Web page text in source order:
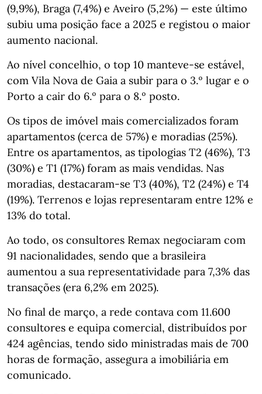
(9,9%), Braga (7,4%) e Aveiro (5,2%) — este último
subiu uma posição face a 2025 e registou o maior
aumento nacional.
Ao nível concelhio, o top 10 manteve‑se estável,
com Vila Nova de Gaia a subir para o 3.º lugar e o
Porto a cair do 6.º para o 8.º posto.
Os tipos de imóvel mais comercializados foram
apartamentos (cerca de 57%) e moradias (25%).
Entre os apartamentos, as tipologias T2 (46%), T3
(30%) e T1 (17%) foram as mais vendidas. Nas
moradias, destacaram‑se T3 (40%), T2 (24%) e T4
(19%). Terrenos e lojas representaram entre 12% e
13% do total.
Ao todo, os consultores Remax negociaram com
91 nacionalidades, sendo que a brasileira
aumentou a sua representatividade para 7,3% das
transações (era 6,2% em 2025).
No final de março, a rede contava com 11.600
consultores e equipa comercial, distribuídos por
424 agências, tendo sido ministradas mais de 700
horas de formação, assegura a imobiliária em
comunicado.